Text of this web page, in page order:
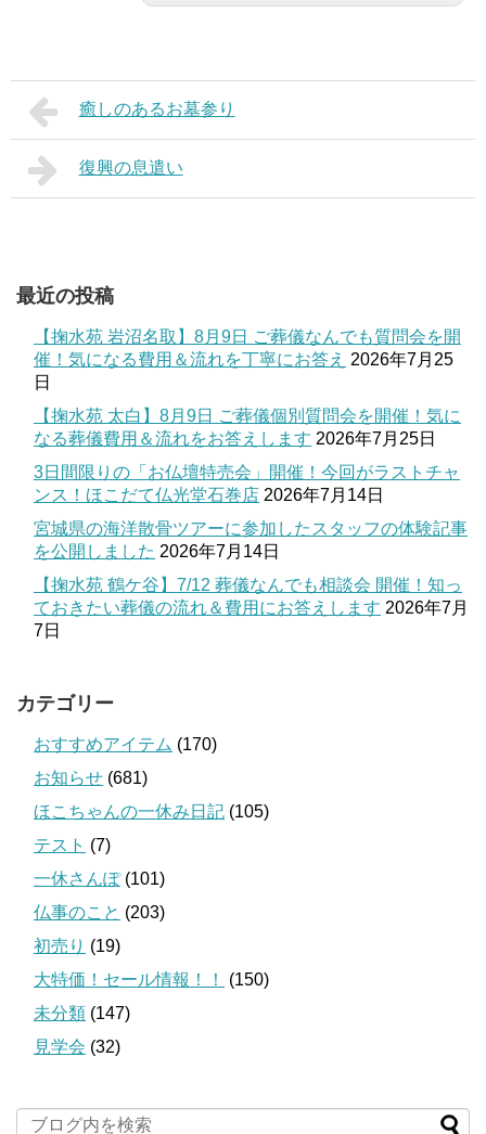
癒しのあるお墓参り
復興の息遣い
最近の投稿
【掬水苑 岩沼名取】8月9日 ご葬儀なんでも質問会を開
催！気になる費用＆流れを丁寧にお答え 2026年7月25
日
【掬水苑 太白】8月9日 ご葬儀個別質問会を開催！気に
なる葬儀費用＆流れをお答えします 2026年7月25日
3日間限りの「お仏壇特売会」開催！今回がラストチャ
ンス！ほこだて仏光堂石巻店 2026年7月14日
宮城県の海洋散骨ツアーに参加したスタッフの体験記事
を公開しました 2026年7月14日
【掬水苑 鶴ケ谷】7/12 葬儀なんでも相談会 開催！知っ
ておきたい葬儀の流れ＆費用にお答えします 2026年7月
7日
カテゴリー
おすすめアイテム (170)
お知らせ (681)
ほこちゃんの一休み日記 (105)
テスト (7)
一休さんぽ(101)
仏事のこと (203)
初売り (19)
大特価！セール情報！！
(150)
未分類 (147)
見学会 (32)